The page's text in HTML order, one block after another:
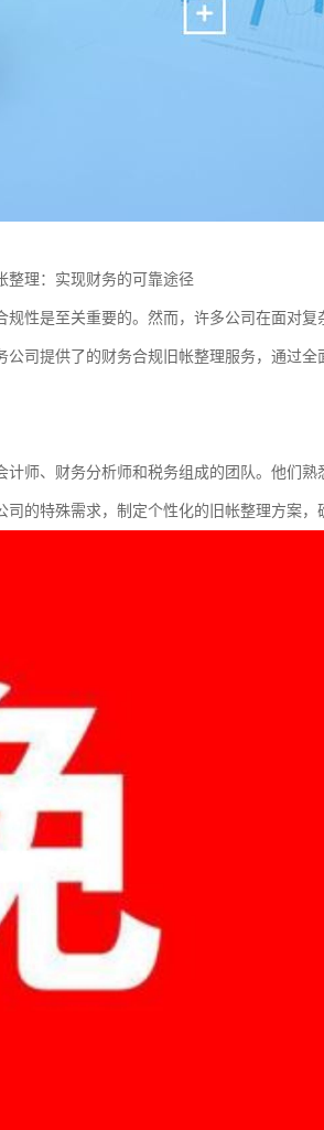
整理：实现财务的可靠途径
规性是至关重要的。然而，许多公司在面对
公司提供了的财务合规旧帐整理服务，通过
计师、财务分析师和税务组成的团队。他们
司的特殊需求，制定个性化的旧帐整理方案